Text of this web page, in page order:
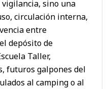
sino una
circulación interna,
entre
depósito de
Taller,
futuros galpones del
al camping o al